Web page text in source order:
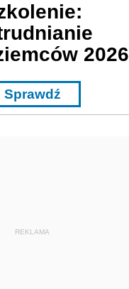
2026
Sprawdź
REKLAMA